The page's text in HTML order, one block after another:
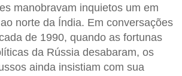
manobravam inquietos um em
norte da Índia. Em conversações
de 1990, quando as fortunas
da Rússia desabaram, os
ainda insistiam com sua